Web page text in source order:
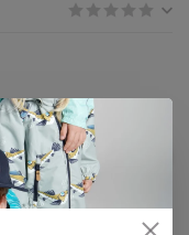
CHF
44,90